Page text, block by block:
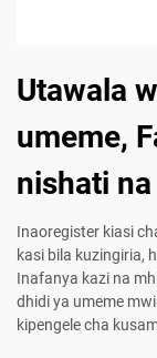
Utawala
umeme,
nishati
Inaoregister kiasi
kasi bila kuzingiria,
Inafanya kazi na
dhidi ya umeme
kipengele cha